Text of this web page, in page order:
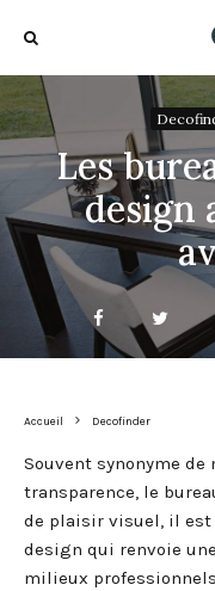
Les
design
Accueil Decofinder
Souvent synonyme
transparence, le
de plaisir visuel, il
design qui renvoie
milieux